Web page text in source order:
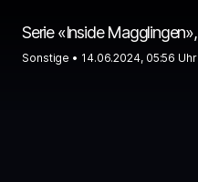
Sonstige • 14.06.2024, 05:56 Uhr